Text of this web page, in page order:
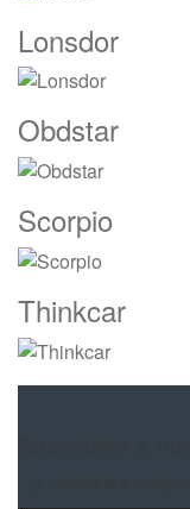
Lonsdor
Obdstar
Scorpio
Thinkcar